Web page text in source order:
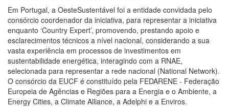
Em Portugal, a OesteSustentável foi a entidade convidada pelo
consórcio coordenador da iniciativa, para representar a iniciativa
enquanto ‘Country Expert’, promovendo, prestando apoio e
esclarecimentos técnicos a nível nacional, considerando a sua
vasta experiência em processos de investimentos em
sustentabilidade energética, interagindo com a RNAE,
selecionada para representar a rede nacional (National Network).
O consórcio da EUCF é constituído pela FEDARENE - Federação
Europeia de Agências e Regiões para a Energia e o Ambiente, a
Energy Cities, a Climate Alliance, a Adelphi e a Enviros.